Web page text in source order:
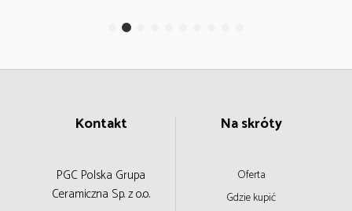
Kontakt
PGC Polska Grupa
Ceramiczna Sp. z o.o.
Na skróty
Oferta
Gdzie kupić